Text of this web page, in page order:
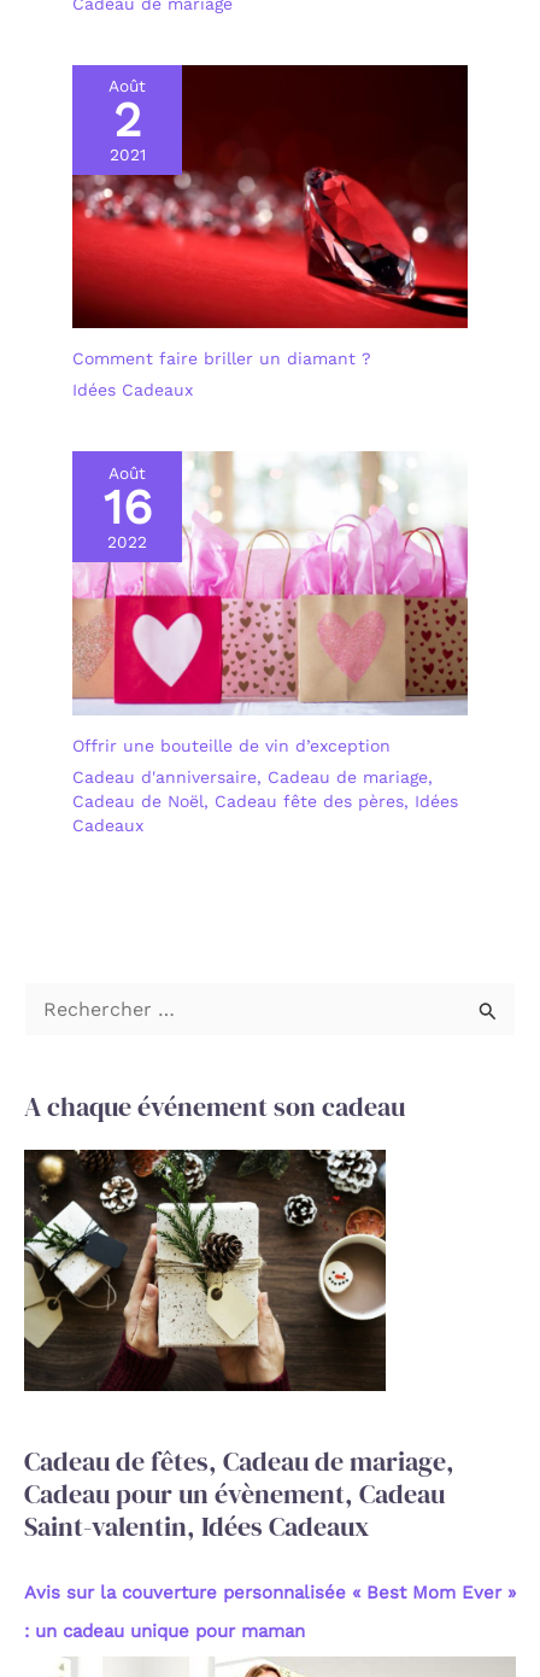
Août
2
2021
Comment faire briller un diamant ?
Idées Cadeaux
Août
16
2022
Offrir une bouteille de vin d’exception
Cadeau d'anniversaire, Cadeau de mariage,
Cadeau de Noël, Cadeau fête des pères, Idées
Cadeaux
c
e
r
c
h
A chaque événement son cadeau
Cadeau de fêtes, Cadeau de mariage,
Cadeau pour un évènement, Cadeau
Saint-valentin, Idées Cadeaux
Avis sur la couverture personnalisée « Best Mom Ever »
: un cadeau unique pour maman